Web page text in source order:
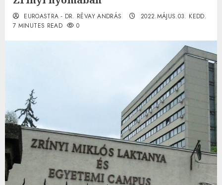
EUROASTRA - DR. RÉVAY ANDRÁS
2022.MÁJUS.03. KEDD.
7 MINUTES READ
0